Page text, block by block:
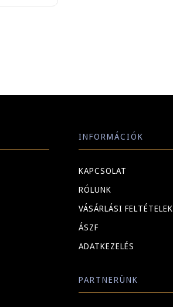
INFORMÁCIÓK
KAPCSOLAT
RÓLUNK
VÁSÁRLÁSI FELTÉTELEK
ÁSZF
ADATKEZELÉS
PARTNERÜNK